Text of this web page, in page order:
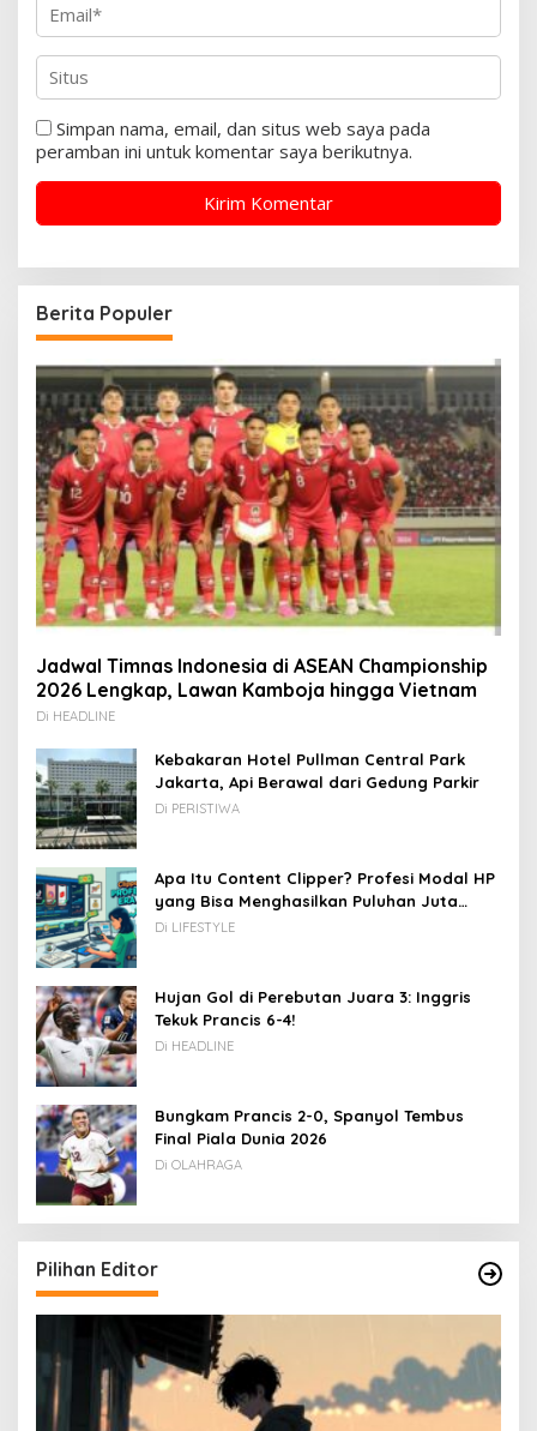
Simpan nama, email, dan situs web saya pada
peramban ini untuk komentar saya berikutnya.
Berita Populer
Jadwal Timnas Indonesia di ASEAN Championship
2026 Lengkap, Lawan Kamboja hingga Vietnam
Di HEADLINE
Kebakaran Hotel Pullman Central Park
Jakarta, Api Berawal dari Gedung Parkir
Di PERISTIWA
Apa Itu Content Clipper? Profesi Modal HP
yang Bisa Menghasilkan Puluhan Juta
Rupiah
Di LIFESTYLE
Hujan Gol di Perebutan Juara 3: Inggris
Tekuk Prancis 6-4!
Di HEADLINE
Bungkam Prancis 2-0, Spanyol Tembus
Final Piala Dunia 2026
Di OLAHRAGA
Pilihan Editor